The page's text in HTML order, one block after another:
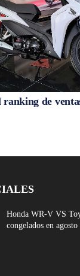
de
Honda WR-V VS
congelados en